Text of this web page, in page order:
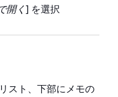
開く] を選択
スト、下部にメモの